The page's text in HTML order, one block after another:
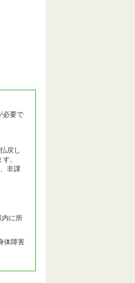
必要で
戻し
。
非課
内に所
体障害